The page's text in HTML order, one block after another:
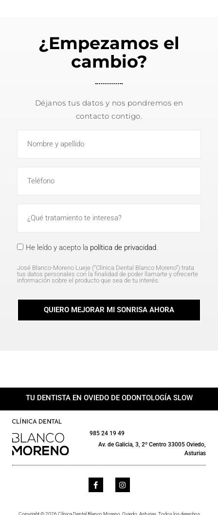
¿Empezamos el
cambio?
Déjanos tus datos y nos pondremos en
contacto contigo.
He leído y acepto la política de privacidad.
José Blanco-Moreno Lueje (“Clínica Dental Blanco Moreno”) trata
tus datos personales con la finalidad de poder llamarte y ofrecerte
información sobre el producto que sea de tu interés.
QUIERO MEJORAR MI SONRISA AHORA
TU DENTISTA EN OVIEDO DE ODONTOLOGÍA SLOW
985 24 19 49
Av. de Galicia, 3, 2º Centro 33005 Oviedo,
Asturias
Copyright © 2026 Clínica Dental Blanco Moreno. Oviedo, Asturias. Todos los derechos